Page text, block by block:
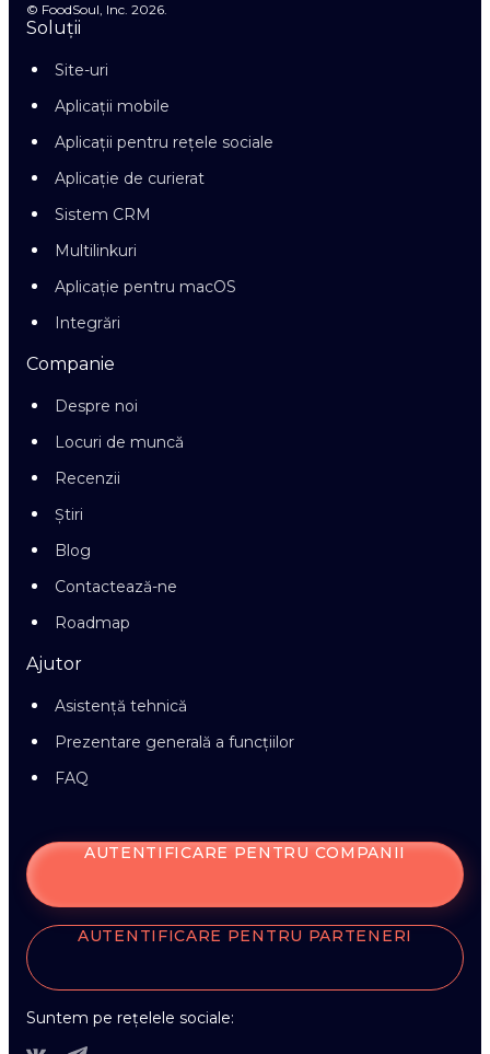
© FoodSoul, Inc. 2026.
Soluții
Site-uri
Aplicații mobile
Aplicații pentru rețele sociale
Aplicație de curierat
Sistem CRM
Multilinkuri
Aplicație pentru macOS
Integrări
Companie
Despre noi
Locuri de muncă
Recenzii
Știri
Blog
Contactează-ne
Roadmap
Ajutor
Asistență tehnică
Prezentare generală a funcțiilor
FAQ
AUTENTIFICARE PENTRU COMPANII
AUTENTIFICARE PENTRU PARTENERI
Suntem pe rețelele sociale: